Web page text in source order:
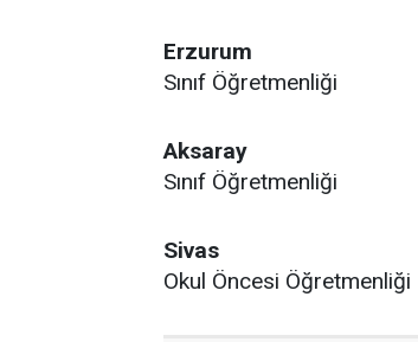
Erzurum
Sınıf Öğretmenliği
Aksaray
Sınıf Öğretmenliği
Sivas
Okul Öncesi Öğretmenliği